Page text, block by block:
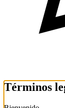
Términos